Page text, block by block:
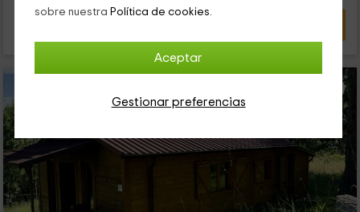
sobre nuestra Política de cookies.
Aceptar
Gestionar preferencias